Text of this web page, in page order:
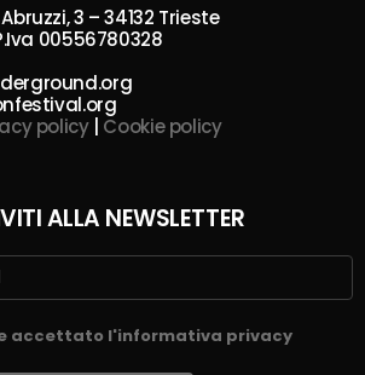
3 – 34132 Trieste
00556780328
policy| Cookie policy
ALLA NEWSLETTER
accettato l'informativa privacy